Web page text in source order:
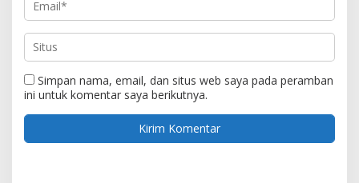
Simpan nama, email, dan situs web saya pada peramban
ini untuk komentar saya berikutnya.